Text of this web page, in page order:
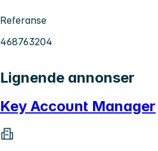
Referanse
468763204
Lignende annonser
Key Account Manager